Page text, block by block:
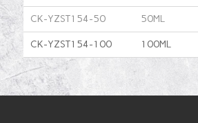
CK-YZST154-50 50ML
CK-YZST154-100 100ML